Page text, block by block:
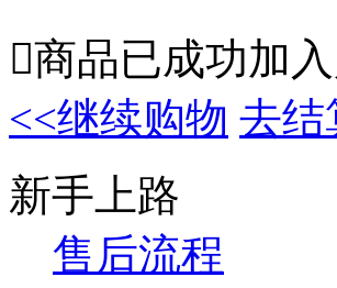
商品已成功加
<<继续购物 去结
新手上路
售后流程